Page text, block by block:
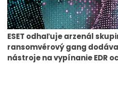
ESET odhaľuje arzenál
ransomvérový gang
nástroje na vypínanie EDR